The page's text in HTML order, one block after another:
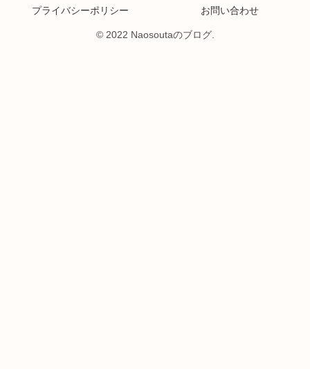
プライバシーポリシー
お問い合わせ
© 2022 Naosoutaのブログ.